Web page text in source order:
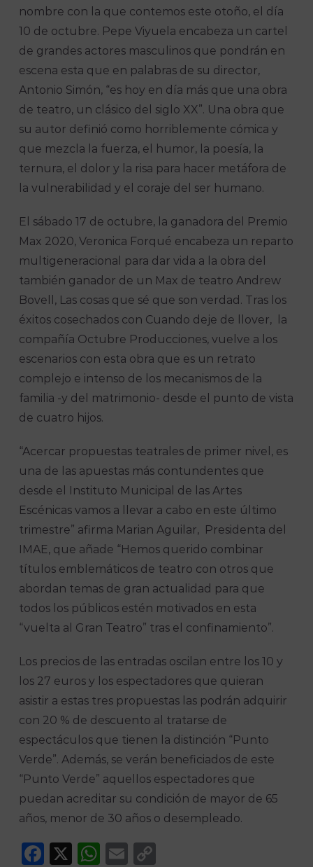
nombre con la que contemos este otoño, el día
10 de octubre. Pepe Viyuela encabeza un cartel
de grandes actores masculinos que pondrán en
escena esta que en palabras de su director,
Antonio Simón, “es hoy en día más que una obra
de teatro, un clásico del siglo XX”. Una obra que
su autor definió como horriblemente cómica y
que mezcla la fuerza, el humor, la poesía, la
ternura, el dolor y la risa para hacer metáfora de
la vulnerabilidad y el coraje del ser humano.
El sábado 17 de octubre, la ganadora del Premio
Max 2020, Veronica Forqué encabeza un reparto
multigeneracional para dar vida a la obra del
también ganador de un Max de teatro Andrew
Bovell, Las cosas que sé que son verdad. Tras los
éxitos cosechados con Cuando deje de llover, la
compañía Octubre Producciones, vuelve a los
escenarios con esta obra que es un retrato
complejo e intenso de los mecanismos de la
familia -y del matrimonio- desde el punto de vista
de cuatro hijos.
“Acercar propuestas teatrales de primer nivel, es
una de las apuestas más contundentes que
desde el Instituto Municipal de las Artes
Escénicas vamos a llevar a cabo en este último
trimestre” afirma Marian Aguilar, Presidenta del
IMAE, que añade “Hemos querido combinar
títulos emblemáticos de teatro con otros que
abordan temas de gran actualidad para que
todos los públicos estén motivados en esta
“vuelta al Gran Teatro” tras el confinamiento”.
Los precios de las entradas oscilan entre los 10 y
los 27 euros y los espectadores que quieran
asistir a estas tres propuestas las podrán adquirir
con 20 % de descuento al tratarse de
espectáculos que tienen la distinción “Punto
Verde”. Además, se verán beneficiados de este
“Punto Verde” aquellos espectadores que
puedan acreditar su condición de mayor de 65
años, menor de 30 años o desempleado.
Facebook
X WhatsApp
Email